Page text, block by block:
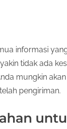
informasi
tidak ada
mungkin
pengiriman.